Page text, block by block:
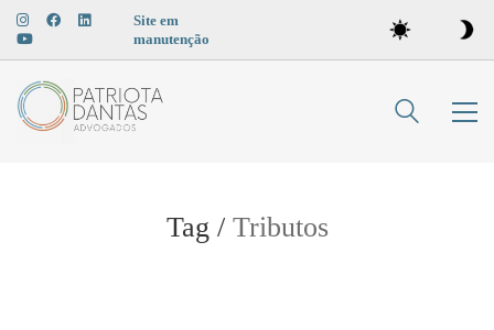
Site em
manutenção
Tag / Tributos